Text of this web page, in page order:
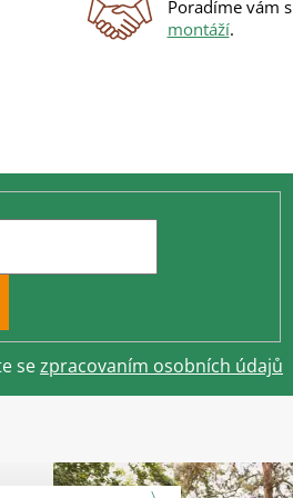
Poradíme vám s
montáží.
sezpracovaním osobních údajů